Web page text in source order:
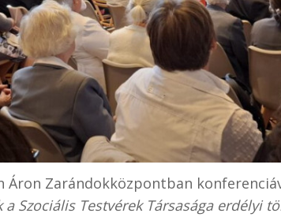
Áron Zarándokközpontban
a Szociális Testvérek Társasága erdélyi